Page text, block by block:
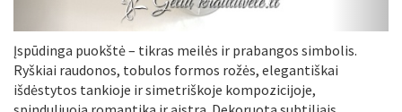
Įspūdinga puokštė – tikras meilės ir prabangos simbolis.
Ryškiai raudonos, tobulos formos rožės, elegantiškai
išdėstytos tankioje ir simetriškoje kompozicijoje,